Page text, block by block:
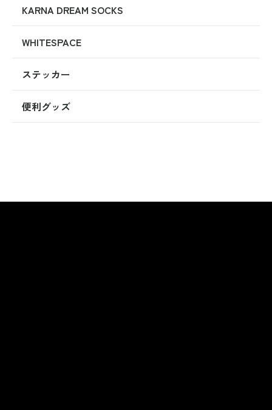
KARNA DREAM SOCKS
WHITESPACE
ステッカー
便利グッズ